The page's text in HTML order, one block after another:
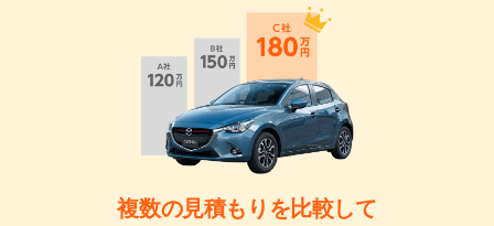
複数の見積もりを比較して